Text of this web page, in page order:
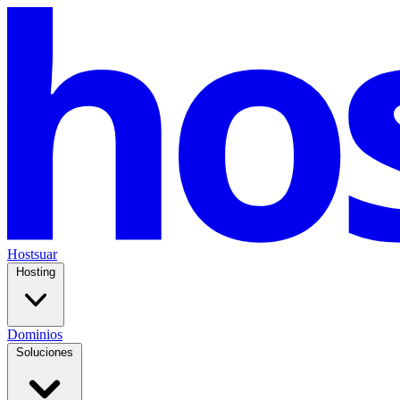
Hostsuar
Hosting
Dominios
Soluciones